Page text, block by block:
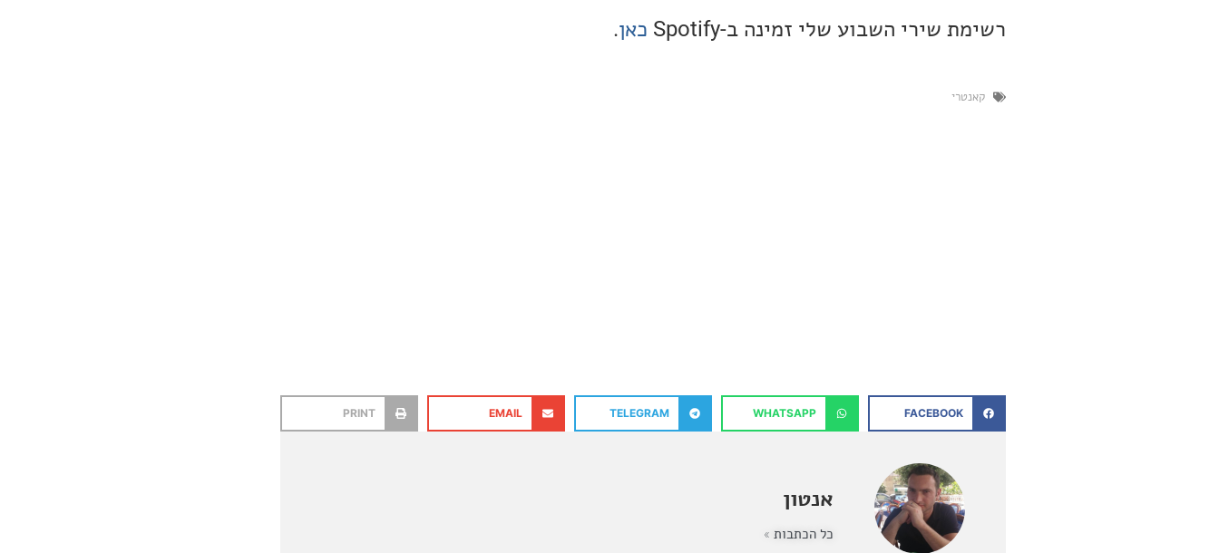
רשימת שירי השבוע שלי זמינה ב-Spotify כאן.
קאנטרי
FACEBOOK
WHATSAPP
TELEGRAM
EMAIL
PRINT
אנטון
כל הכתבות »